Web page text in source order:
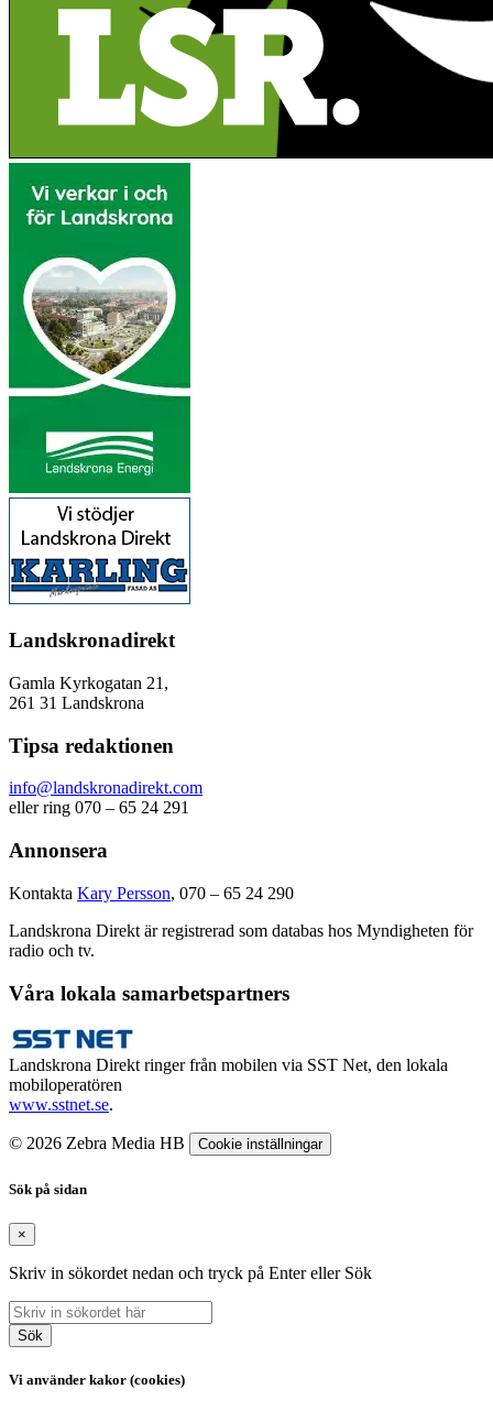
Landskronadirekt
Gamla Kyrkogatan 21,
261 31 Landskrona
Tipsa redaktionen
info@landskronadirekt.com
eller ring 070 – 65 24 291
Annonsera
Kontakta Kary Persson, 070 – 65 24 290
Landskrona Direkt är registrerad som databas hos Myndigheten för
radio och tv.
Våra lokala samarbetspartners
Landskrona Direkt ringer från mobilen via SST Net, den lokala
mobiloperatören
www.sstnet.se.
© 2026 Zebra Media HB Cookie inställningar
Sök på sidan
×
Skriv in sökordet nedan och tryck på Enter eller Sök
Sök
Vi använder kakor (cookies)